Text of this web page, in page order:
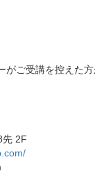
がご受講を控えた
先 2F